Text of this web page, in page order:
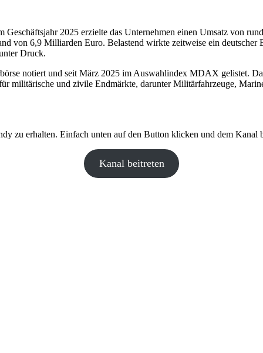
2025 erzielte das Unternehmen einen Umsatz von
von 6,9 Milliarden Euro. Belastend wirkte zeitweise ein
Druck.
notiert und seit März 2025 im Auswahlindex MDAX gelistet.
militärische und zivile Endmärkte, darunter Militärfahrzeuge,
zu erhalten. Einfach unten auf den Button klicken und dem Kanal
Kanal beitreten